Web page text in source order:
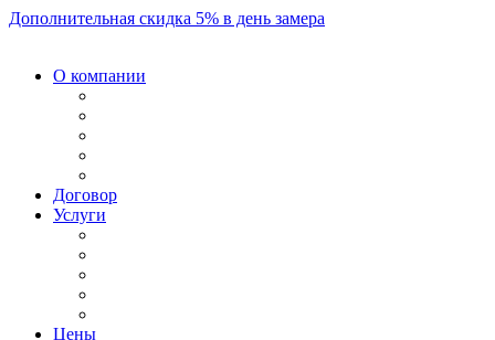
Дополнительная скидка 5% в день замера
О компании
Договор
Услуги
Цены